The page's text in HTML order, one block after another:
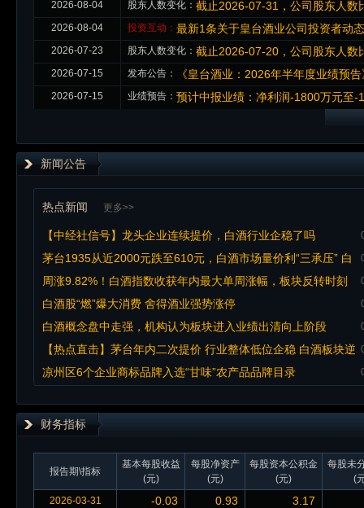
2026-08-04 股东人数变化： 截止2026-07-31，公司股东人
2026-08-04 投资互动： 最新1条关于皇台酒业公司投资者动
2026-07-23 股东人数变化： 截止2026-07-20，公司股东人
2026-07-15 发布公告： 《皇台酒业：2026年半年度业绩预告
2026-07-15 业绩预告： 预计中报业绩：净利润-1800万元至
新闻公告
热点新闻 更多>>
【中经社信号】龙头企业连续提价，白酒行业企稳了吗
茅台1935从近2000元跌至610元，白酒市场量价利“三承压” 白
酒业半年报遇冷，本土厂家出招突围
周涨9.82%！白酒指数收获年内最大单周涨幅，板块反转时刻
已至？
白酒股“燃”爆大消费 舍得酒业强势涨停
白酒概念盘中走强，机构认为板块进入业绩出清向上阶段
【热点直击】茅台年内二次提价 行业整体低位企稳 白酒板块逆
市走强 金种子酒10%涨停
凉州区6个企业商标品牌入选“甘味”农产品品牌目录
财务指标
报告期\指标
基本每股收益
(元)
每股净资产
(元)
每股资本公积金
(元)
每股未
(
2026-03-31
-0.03 0.93 3.17